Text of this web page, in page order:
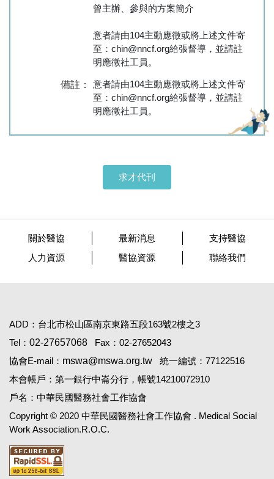
曾主辦、參與的方案簡介
意者請由104主動應徵或將上述文件寄
至：chin@nncf.org給張督導，並請註
明應徵社工員。
備註：
意者請由104主動應徵或將上述文件寄
至：chin@nncf.org給張督導，並請註
明應徵社工員。
求才代刊
關於醫協 最新消息
支持醫協
人力資源
醫協資源 聯絡我們
ADD：台北市松山區南京東路五段163號2樓之3
Tel： 02-27657068
Fax：02-27652043
協會E-mail： mswa@mswa.org.tw
統一編號：77122516
本會帳戶：第一銀行中崙分行，帳號14210072910
戶名：中華民國醫務社會工作協會
Copyright © 2020 中華民國醫務社會工作協會 . Medical Social
Work Association.R.O.C.